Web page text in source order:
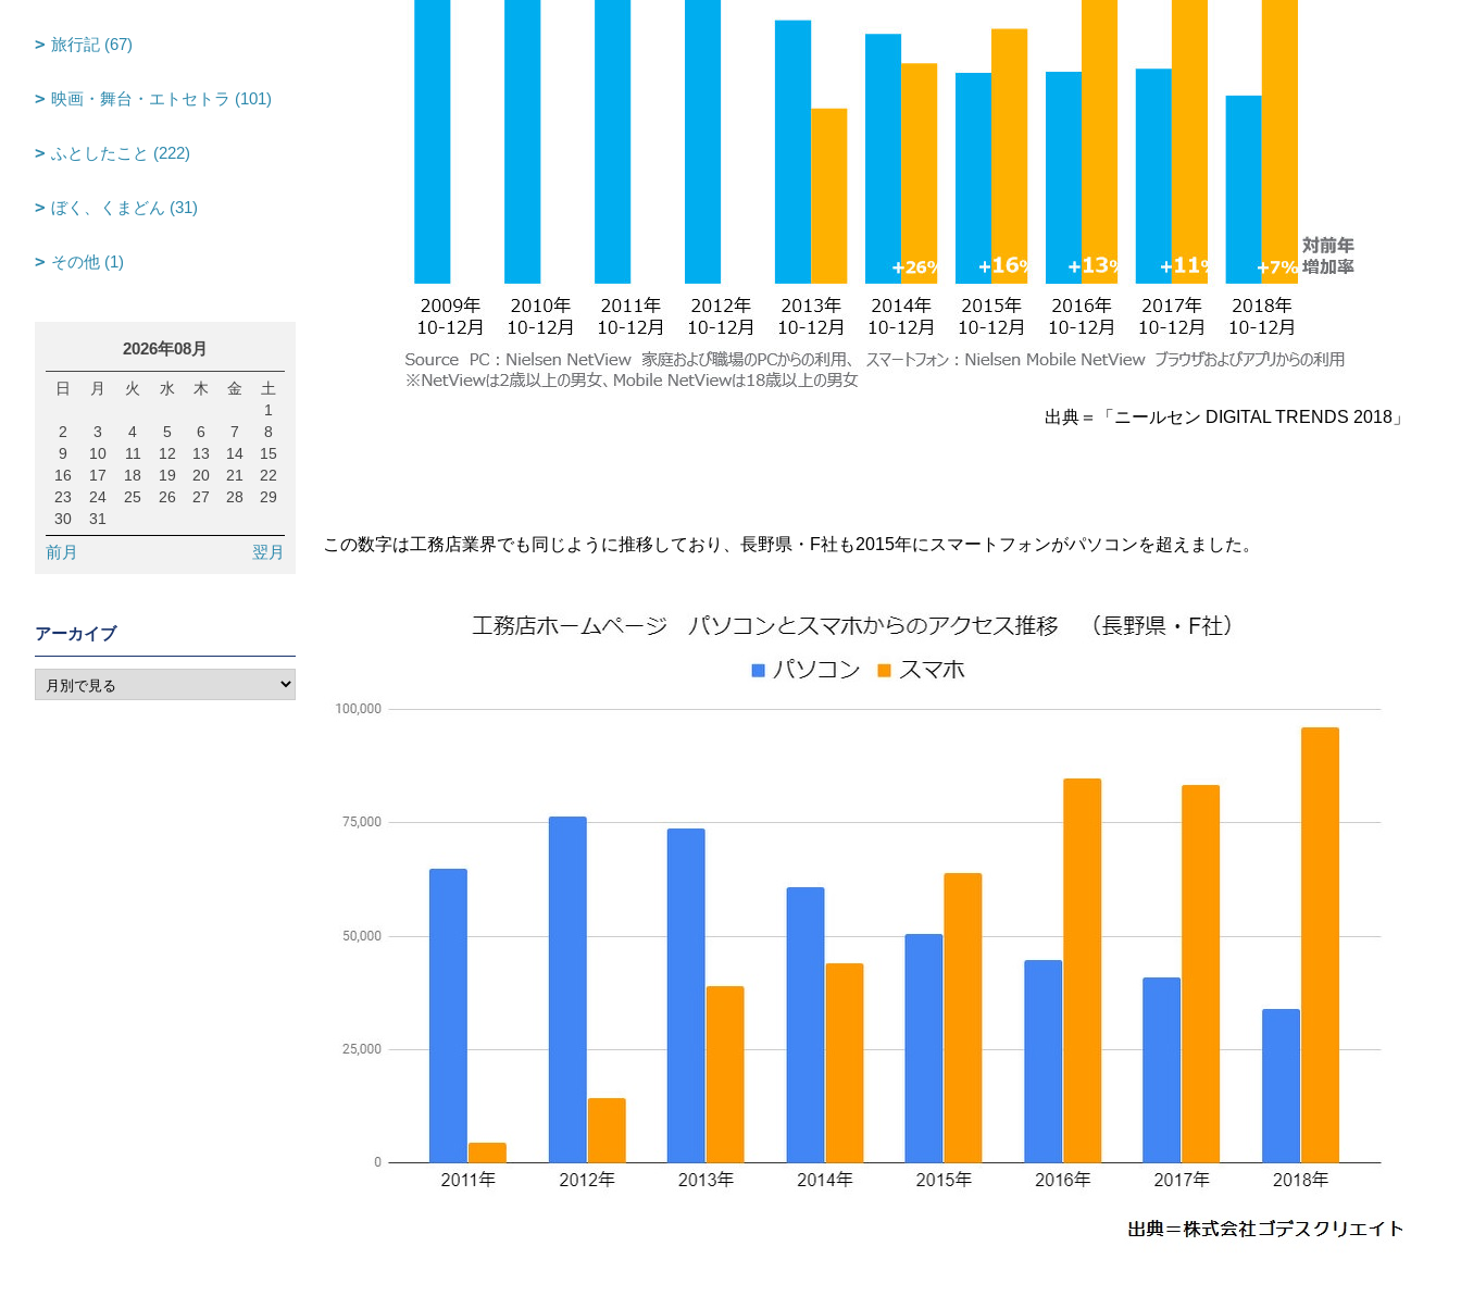
出典＝「ニールセン DIGITAL TRENDS 2018」
この数字は工務店業界でも同じように推移しており、長野県・F社も2015年にスマートフォンがパソコンを超えました。
旅行記 (67)
映画・舞台・エトセトラ (101)
ふとしたこと (222)
ぼく、くまどん (31)
その他 (1)
2026年08月
日 月 火 水 木 金
土
1
2
3 4 5 6 7
8
9
10 11 12 13 14
15
16
17 18 19 20 21
22
23
24 25 26 27 28
29
30
31
前月 翌月
アーカイブ